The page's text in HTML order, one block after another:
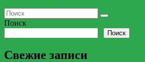
Поиск
Поиск
Свежие записи